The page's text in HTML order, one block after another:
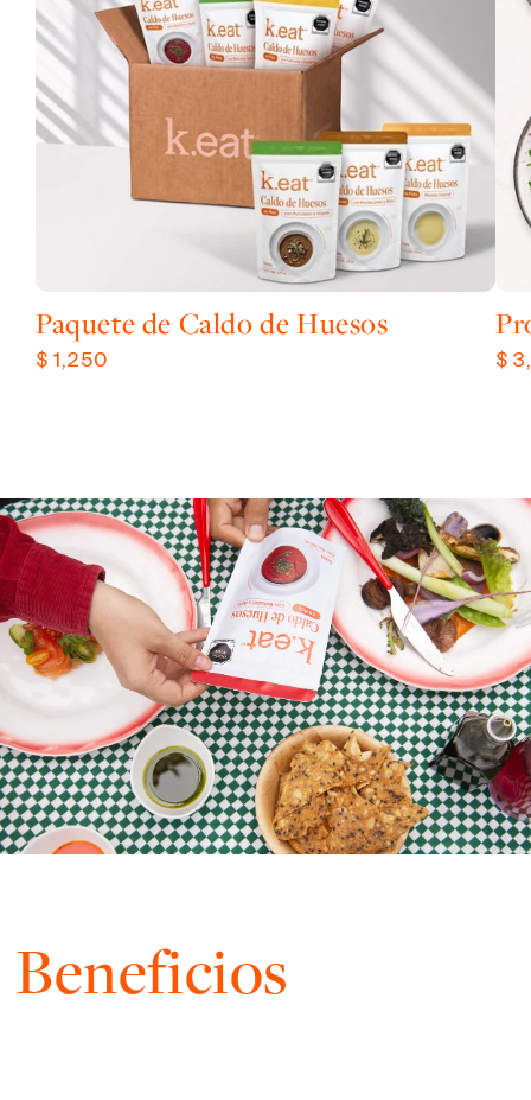
Paquete de Caldo de Huesos
$ 1,250 $
Beneficios